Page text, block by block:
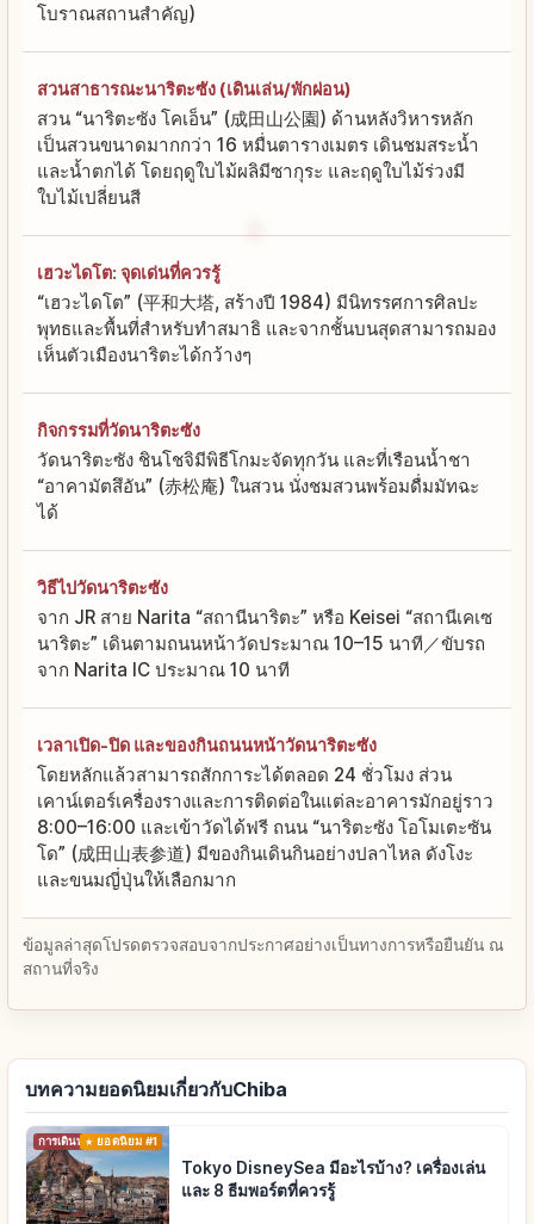
โบราณสถานสำคัญ)
สวนสาธารณะนาริตะซัง (เดินเล่น/พักผ่อน)
สวน “นาริตะซัง โคเอ็น” (成田山公園) ด้านหลังวิหารหลัก
เป็นสวนขนาดมากกว่า 16 หมื่นตารางเมตร เดินชมสระน้ำ
และน้ำตกได้ โดยฤดูใบไม้ผลิมีซากุระ และฤดูใบไม้ร่วงมี
ใบไม้เปลี่ยนสี
เฮวะไดโต: จุดเด่นที่ควรรู้
“เฮวะไดโต” (平和大塔, สร้างปี 1984) มีนิทรรศการศิลปะ
พุทธและพื้นที่สำหรับทำสมาธิ และจากชั้นบนสุดสามารถมอง
เห็นตัวเมืองนาริตะได้กว้างๆ
กิจกรรมที่วัดนาริตะซัง
วัดนาริตะซัง ชินโชจิมีพิธีโกมะจัดทุกวัน และที่เรือนน้ำชา
“อาคามัตสึอัน” (赤松庵) ในสวน นั่งชมสวนพร้อมดื่มมัทฉะ
ได้
วิธีไปวัดนาริตะซัง
จาก JR สาย Narita “สถานีนาริตะ” หรือ Keisei “สถานีเคเซ
นาริตะ” เดินตามถนนหน้าวัดประมาณ 10–15 นาที／ขับรถ
จาก Narita IC ประมาณ 10 นาที
เวลาเปิด-ปิด และของกินถนนหน้าวัดนาริตะซัง
โดยหลักแล้วสามารถสักการะได้ตลอด 24 ชั่วโมง ส่วน
เคาน์เตอร์เครื่องรางและการติดต่อในแต่ละอาคารมักอยู่ราว
8:00–16:00 และเข้าวัดได้ฟรี ถนน “นาริตะซัง โอโมเตะซัน
โด” (成田山表参道) มีของกินเดินกินอย่างปลาไหล ดังโงะ
และขนมญี่ปุ่นให้เลือกมาก
ข้อมูลล่าสุดโปรดตรวจสอบจากประกาศอย่างเป็นทางการหรือยืนยัน ณ
สถานที่จริง
บทความยอดนิยมเกี่ยวกับChiba
การเดินทาง ยอดนิยม #1
Tokyo DisneySea มีอะไรบ้าง? เครื่องเล่น
และ 8 ธีมพอร์ตที่ควรรู้